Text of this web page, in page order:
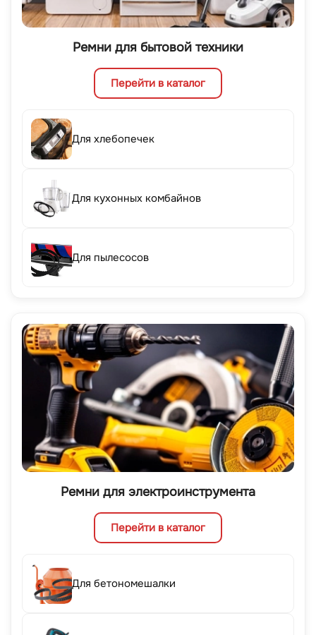
Ремни для бытовой техники
Перейти в каталог
Для хлебопечек
Для кухонных комбайнов
Для пылесосов
Ремни для электроинструмента
Перейти в каталог
Для бетономешалки